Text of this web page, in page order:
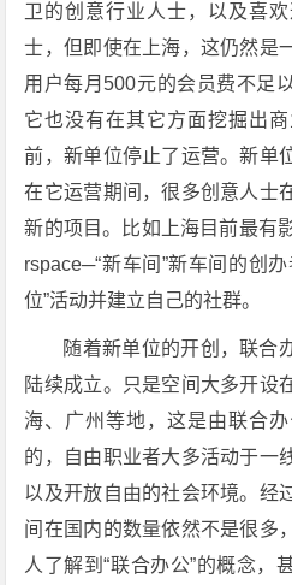
卫的创意行业人士，以及喜
士，但即使在上海，这仍然是
用户每月500元的会员费不足
它也没有在其它方面挖掘出
前，新单位停止了运营。新单
在它运营期间，很多创意人士
新的项目。比如上海目前最有
rspace─“新车间”新车间的创
位”活动并建立自己的社群。
随着新单位的开创，联合
陆续成立。只是空间大多开设
海、广州等地，这是由联合
的，自由职业者大多活动于一
以及开放自由的社会环境。经
间在国内的数量依然不是很多
人了解到“联合办公”的概念，